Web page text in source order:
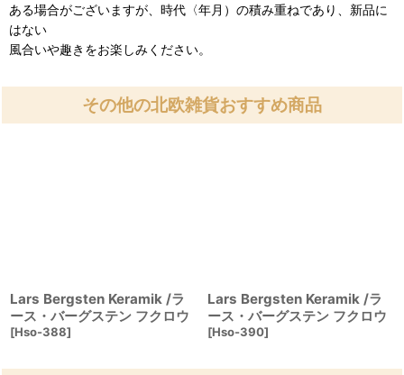
ある場合がございますが、時代〈年月）の積み重ねであり、新品に
はない
風合いや趣きをお楽しみください。
その他の北欧雑貨おすすめ商品
Lars Bergsten Keramik /ラ
ース・バーグステン フクロウ
[Hso-388]
Lars Bergsten Keramik /ラ
ース・バーグステン フクロウ
[Hso-390]